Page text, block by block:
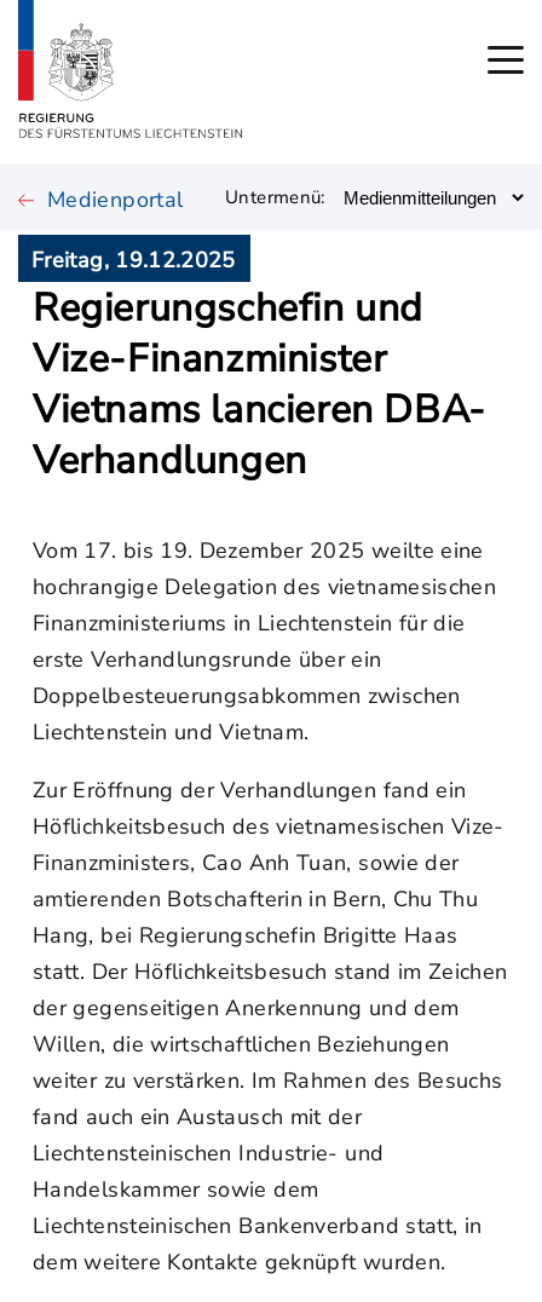
Medienportal Untermenü:
Freitag, 19.12.2025
Regierungschefin und
Vize-Finanzminister
Vietnams lancieren DBA-
Verhandlungen
Vom 17. bis 19. Dezember 2025 weilte eine
hochrangige Delegation des vietnamesischen
Finanzministeriums in Liechtenstein für die
erste Verhandlungsrunde über ein
Doppelbesteuerungsabkommen zwischen
Liechtenstein und Vietnam.
Zur Eröffnung der Verhandlungen fand ein
Höflichkeitsbesuch des vietnamesischen Vize-
Finanzministers, Cao Anh Tuan, sowie der
amtierenden Botschafterin in Bern, Chu Thu
Hang, bei Regierungschefin Brigitte Haas
statt. Der Höflichkeitsbesuch stand im Zeichen
der gegenseitigen Anerkennung und dem
Willen, die wirtschaftlichen Beziehungen
weiter zu verstärken. Im Rahmen des Besuchs
fand auch ein Austausch mit der
Liechtensteinischen Industrie- und
Handelskammer sowie dem
Liechtensteinischen Bankenverband statt, in
dem weitere Kontakte geknüpft wurden.